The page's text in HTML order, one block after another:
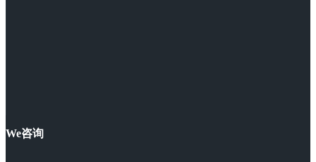
We咨询